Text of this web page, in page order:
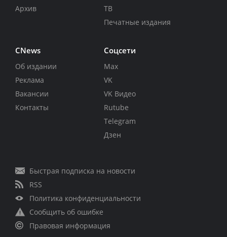
Архив
ТВ
Печатные издания
CNews
Об издании
Реклама
Вакансии
Контакты
Соцсети
Max
VK
VK Видео
Rutube
Telegram
Дзен
Быстрая подписка на новости
RSS
Политика конфиденциальности
Сообщить об ошибке
Правовая информация